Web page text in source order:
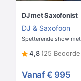
DJ met Saxofonist
DJ & Saxofoon
Spetterende show
4,8 (25
Vanaf € 995